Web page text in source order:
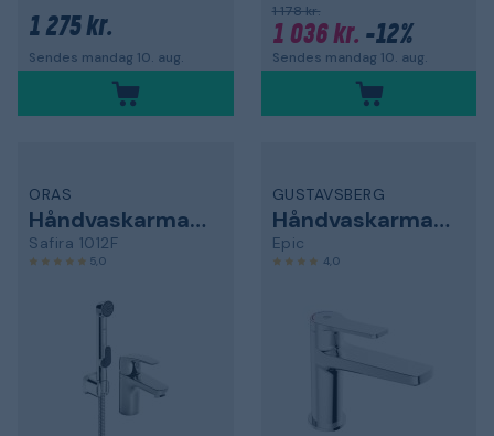
1 275 kr.
Sendes mandag 10. aug.
1 178 kr.
1 036 kr. -12%
Sendes mandag 10. aug.
ORAS
Håndvaskarmatur
Safira 1012F
5,0
GUSTAVSBERG
Håndvaskarmatur
Epic
4,0